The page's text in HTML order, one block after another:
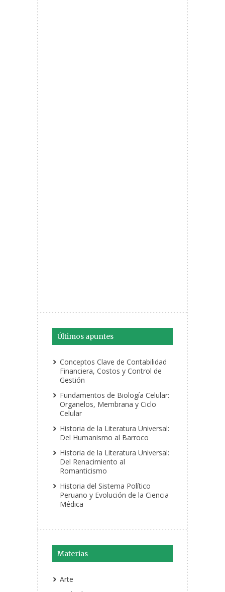
Últimos apuntes
Conceptos Clave de Contabilidad
Financiera, Costos y Control de
Gestión
Fundamentos de Biología Celular:
Organelos, Membrana y Ciclo
Celular
Historia de la Literatura Universal:
Del Humanismo al Barroco
Historia de la Literatura Universal:
Del Renacimiento al
Romanticismo
Historia del Sistema Político
Peruano y Evolución de la Ciencia
Médica
Materias
Arte